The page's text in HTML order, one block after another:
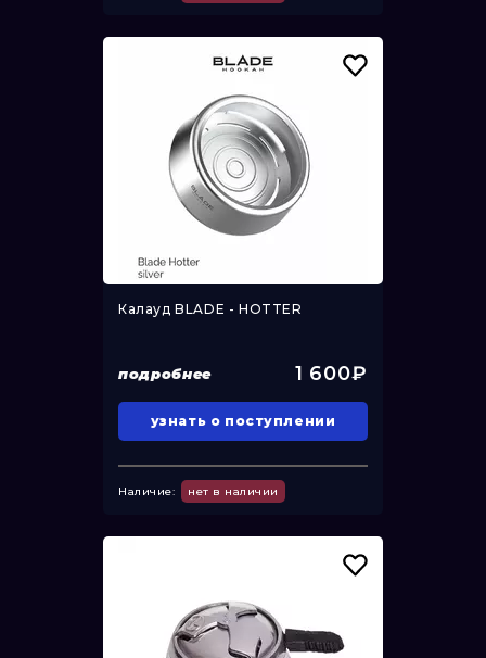
Калауд BLADE - HOTTER
подробнее 1 600₽
узнать о поступлении
Наличие: нет в наличии